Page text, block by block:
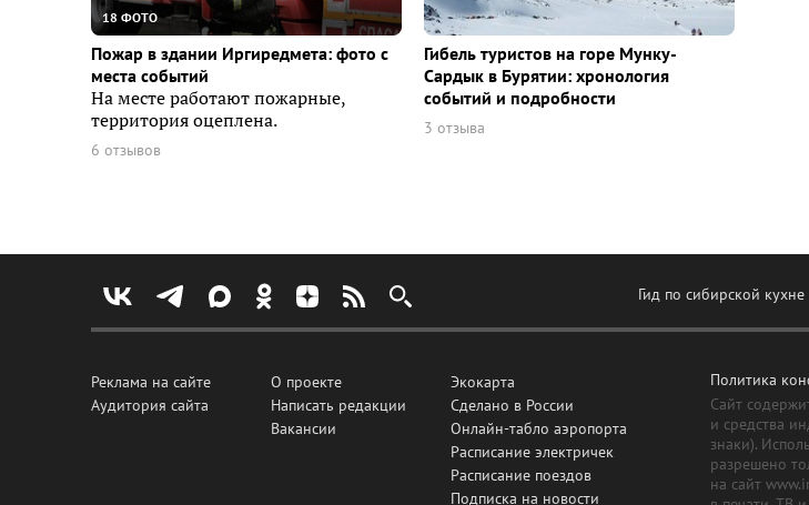
18 ФОТО
Пожар в здании Иргиредмета: фото с
места событий
На месте работают пожарные,
территория оцеплена.
6 отзывов
Гибель туристов на горе Мунку-
Сардык в Бурятии: хронология
событий и подробности
3 отзыва
Гид по сибирской кухне
Реклама на сайте
Аудитория сайта
О проекте
Написать редакции
Вакансии
Экокарта
Сделано в России
Онлайн-табло аэропорта
Расписание электричек
Расписание поездов
Подписка на новости
Политика
Сайт
и средства
знаки).
разрешено
на сайт